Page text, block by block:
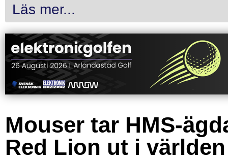
Läs mer...
Mouser tar HMS-
Red Lion ut i världen